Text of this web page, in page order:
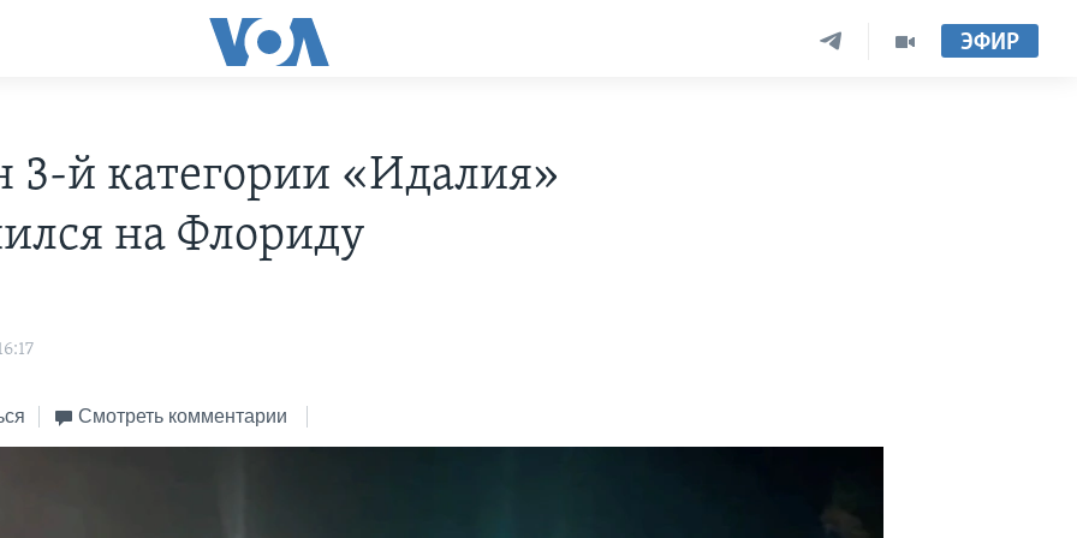
ЭФИР
3-й категории «Идалия»
на Флориду
Смотреть комментарии